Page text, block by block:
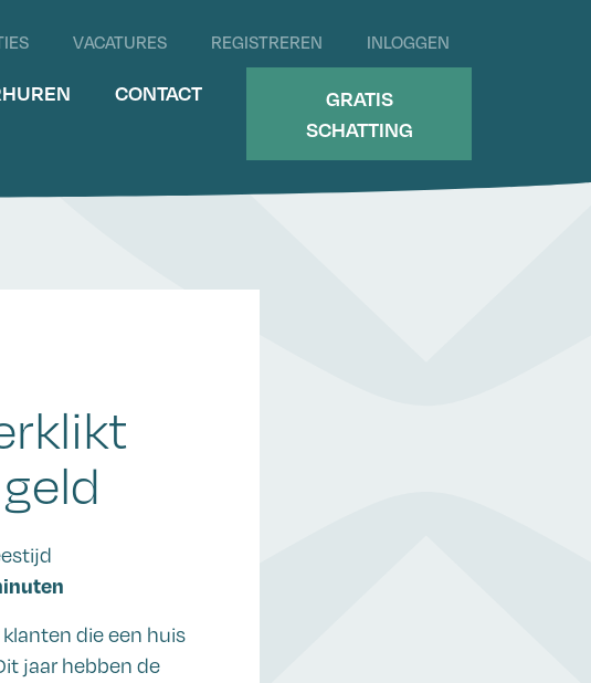
VACATURES REGISTREREN INLOGGEN
CONTACT
GRATIS
SCHATTING
die een huis
jaar hebben de